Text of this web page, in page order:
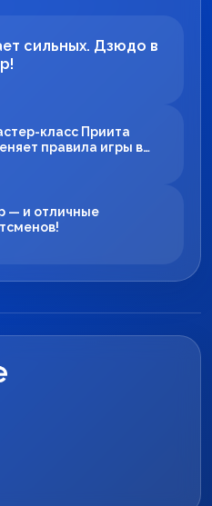
сильных. Дзюдо в
класс Приита
правила игры в
— и отличные